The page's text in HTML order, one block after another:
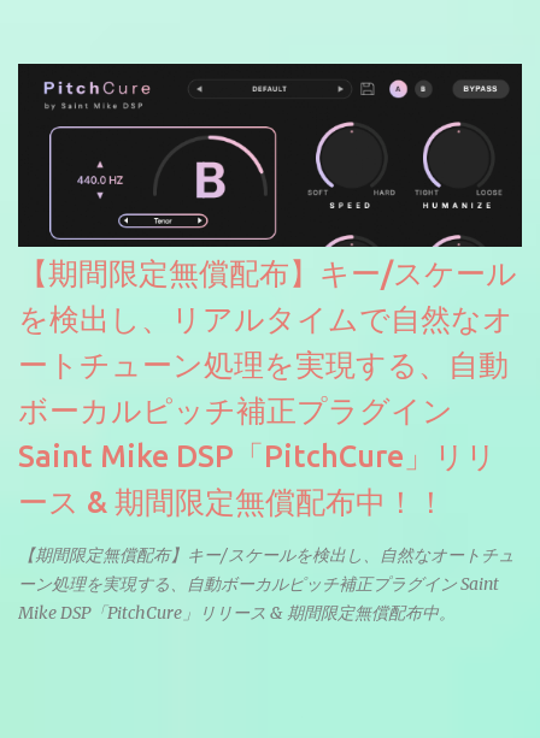
【期間限定無償配布】キー/スケール
を検出し、リアルタイムで自然なオ
ートチューン処理を実現する、自動
ボーカルピッチ補正プラグイン
Saint Mike DSP「PitchCure」リリ
ース & 期間限定無償配布中！！
【期間限定無償配布】キー/スケールを検出し、自然なオートチュ
ーン処理を実現する、自動ボーカルピッチ補正プラグイン Saint
Mike DSP「PitchCure」リリース & 期間限定無償配布中。